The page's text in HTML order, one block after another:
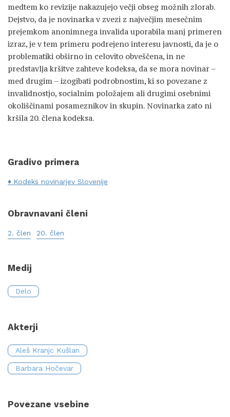
medtem ko revizije nakazujejo večji obseg možnih zlorab.
Dejstvo, da je novinarka v zvezi z največjim mesečnim
prejemkom anonimnega invalida uporabila manj primeren
izraz, je v tem primeru podrejeno interesu javnosti, da je o
problematiki obširno in celovito obveščena, in ne
predstavlja kršitve zahteve kodeksa, da se mora novinar –
med drugim – izogibati podrobnostim, ki so povezane z
invalidnostjo, socialnim položajem ali drugimi osebnimi
okoliščinami posameznikov in skupin. Novinarka zato ni
kršila 20. člena kodeksa.
Gradivo primera
Kodeks novinarjev Slovenije
Obravnavani členi
2. člen 20. člen
Medij
Delo
Akterji
Aleš Kranjc Kušlan
Barbara Hočevar
Povezane vsebine